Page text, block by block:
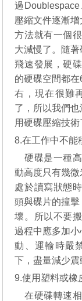
過
壓縮文件逐漸
方法就有一個
大減慢了。隨
飛速發展，硬
的硬碟空間都在
右，現在很難
了，所以我們
用硬碟壓縮技術
8.在工作中不能
硬碟是一種高
動高度只有幾
處於讀寫狀態
頭與碟片的撞擊
壞。所以不要
過程中應多加
動、運輸時嚴
下，盡量減少震
9.使用塑料或橡
在硬碟轉速相